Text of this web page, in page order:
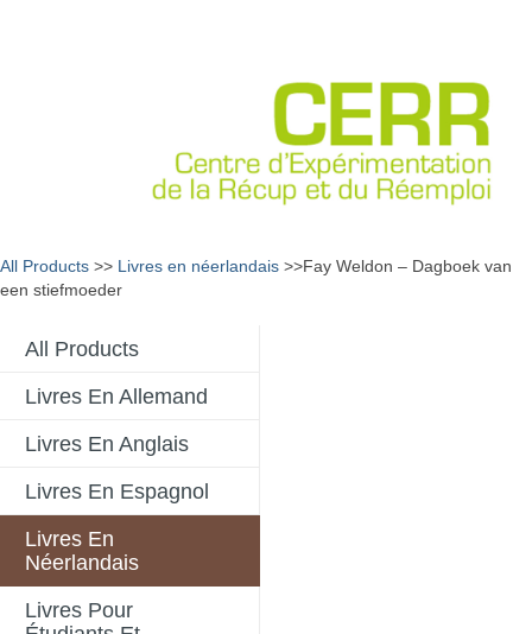
All Products >> Livres en néerlandais >>Fay Weldon – Dagboek van
een stiefmoeder
All Products
Livres En Allemand
Livres En Anglais
Livres En Espagnol
Livres En
Néerlandais
Livres Pour